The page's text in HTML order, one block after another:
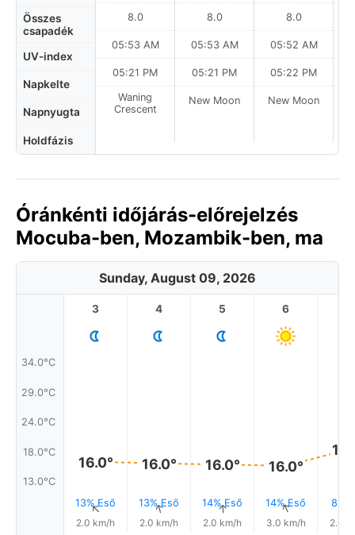
Összes
csapadék
UV-index
Napkelte
Napnyugta
Holdfázis
8.0
05:53 AM
05:21 PM
Waning
Crescent
8.0
05:53 AM
05:21 PM
New Moon
8.0
05:52 AM
05:22 PM
New Moon
Óránkénti időjárás-előrejelzés
Mocuba-ben, Mozambik-ben, ma
Sunday, August 09, 2026
34.0°C
29.0°C
24.0°C
18.0°C
13.0°C
3
16.0°
13% Eső
↑
2.0 km/h
4
16.0°
13% Eső
↑
2.0 km/h
5
16.0°
14% Eső
↑
2.0 km/h
6
16.0°
14% Eső
↑
3.0 km/h
8%
2.0